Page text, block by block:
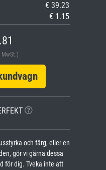
€ 39.23
€ 1.15
MwSt.)
och färg, eller en
gör vi gärna dessa
för dig. Tveka inte att